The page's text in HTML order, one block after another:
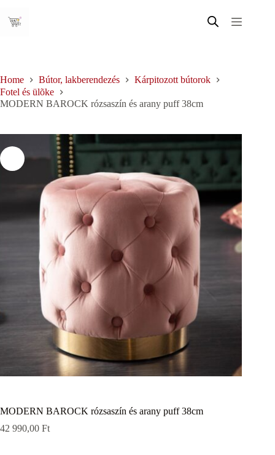
content
Home Bútor, lakberendezés
Kárpitozott bútorok
Fotel és ülõke
MODERN BAROCK rózsaszín és arany puff 38cm
MODERN BAROCK rózsaszín és arany puff 38cm
42 990,00 Ft